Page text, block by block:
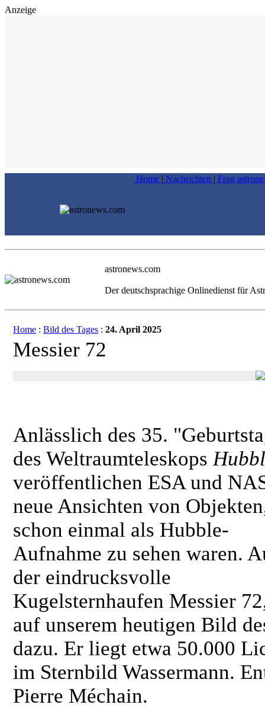
Anzeige
Home | Nachrichten | Frag
astronews.com
Der deutschsprachige Onlinedienst für
Home : Bild des Tages : 24. April 2025
Messier 72
Anlässlich des 35.
des Weltraumteleskops
veröffentlichen ESA und
neue Ansichten von
schon einmal als Hubble-
Aufnahme zu sehen waren.
der eindrucksvolle
Kugelsternhaufen Messier
auf unserem heutigen Bild
dazu. Er liegt etwa 50.000
im Sternbild Wassermann.
Pierre Méchain.